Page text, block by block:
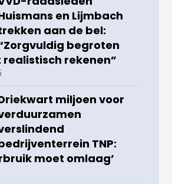
en Lijmbach
aan de bel:
begroten
rekenen”
miljoen voor
TNP:
moet omlaag’